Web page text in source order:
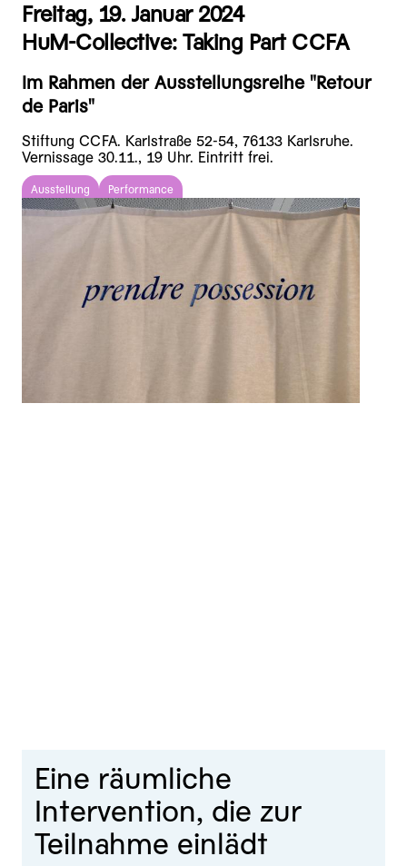
Freitag, 19. Januar 2024
HuM-Collective: Taking Part CCFA
Im Rahmen der Ausstellungsreihe "Retour
de Paris"
Stiftung CCFA. Karlstraße 52-54, 76133 Karlsruhe.
Vernissage 30.11., 19 Uhr. Eintritt frei.
Ausstellung Performance
Eine räumliche
Intervention, die zur
Teilnahme einlädt